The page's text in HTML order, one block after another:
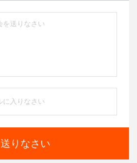
送りなさい